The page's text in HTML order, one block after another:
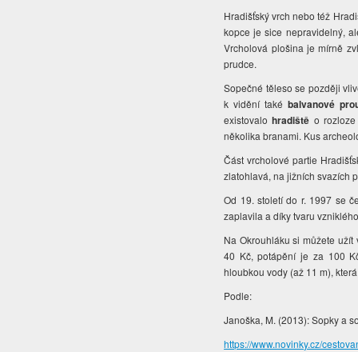
Hradišťský vrch nebo též
kopce je sice nepravidelný,
Vrcholová plošina je mírně
prudce.
Sopečné těleso se později
k vidění takébalvanové
existovalohradiště o
několika branami. Kus
Část vrcholové partie
zlatohlavá, na jižních svazích
Od 19. století do r. 1997 se
zaplavila a díky tvaru
Na Okrouhláku si můžete
40 Kč, potápění je za 100
hloubkou vody (až 11 m),
Podle:
Janoška, M. (2013): Sopky a
https://www.novinky.cz/